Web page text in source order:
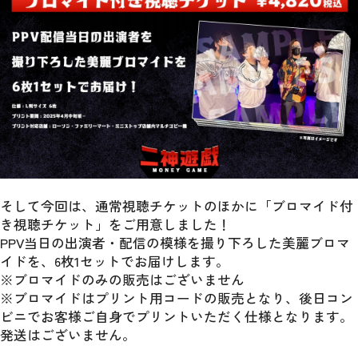
そして今回は、通常視聴チケットのほかに「ブロマイド付
き視聴チケット」をご用意しました！
PPV当日の出演者・配信の模様を撮り下ろした美麗ブロマ
イドを、6枚1セットでお届けします。
※ブロマイドのみの販売はございません
※ブロマイドはプリント用コードの販売となり、後日コン
ビニでお客様ご自身でプリントいただく仕様となります。
発送はございません。